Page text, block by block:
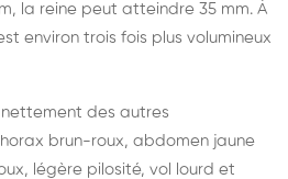
la reine peut atteindre 35 mm. À
environ trois fois plus volumineux
des autres
brun-roux, abdomen jaune
légère pilosité, vol lourd et